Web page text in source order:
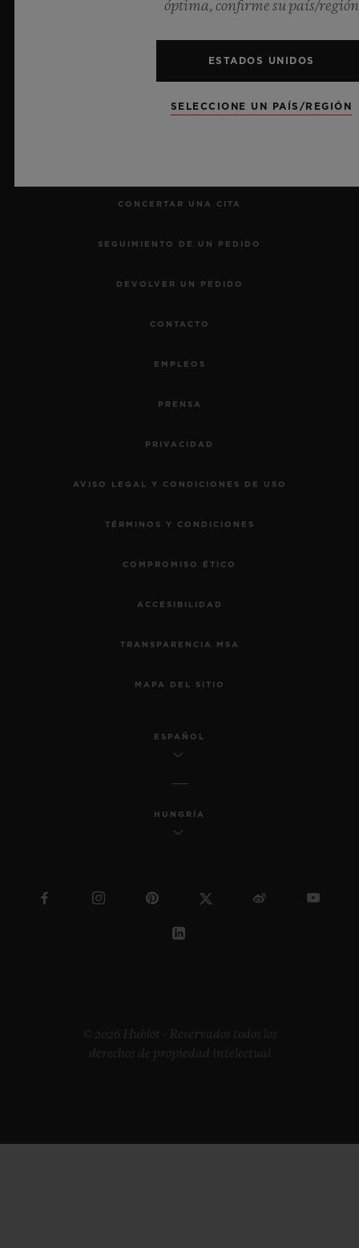
Cronometrador Oficial de la UEFA Champions League
CONCERTAR UNA CITA
SEGUIMIENTO DE UN PEDIDO
DEVOLVER UN PEDIDO
CONTACTO
EMPLEOS
PRENSA
PRIVACIDAD
AVISO LEGAL Y CONDICIONES DE USO
TÉRMINOS Y CONDICIONES
COMPROMISO ÉTICO
ACCESIBILIDAD
TRANSPARENCIA MSA
MAPA DEL SITIO
ESPAÑOL
HUNGRÍA
© 2026 Hublot - Reservados todos los
derechos de propiedad intelectual
óptima, confirme su país/región
ESTADOS UNIDOS
SELECCIONE UN PAÍS/REGIÓN